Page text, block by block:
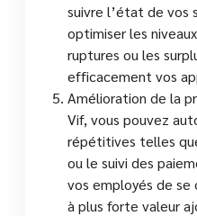
suivre l’état de vos
optimiser les
ruptures ou les
efficacement vos
Amélioration de la
Vif, vous pouvez
répétitives telles
ou le suivi des
vos employés de
à plus forte valeur